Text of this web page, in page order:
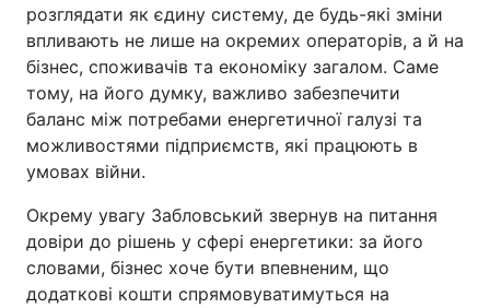
розглядати як єдину систему, де будь-які зміни
впливають не лише на окремих операторів, а й на
бізнес, споживачів та економіку загалом. Саме
тому, на його думку, важливо забезпечити
баланс між потребами енергетичної галузі та
можливостями підприємств, які працюють в
умовах війни.
Окрему увагу Забловський звернув на питання
довіри до рішень у сфері енергетики: за його
словами, бізнес хоче бути впевненим, що
додаткові кошти спрямовуватимуться на